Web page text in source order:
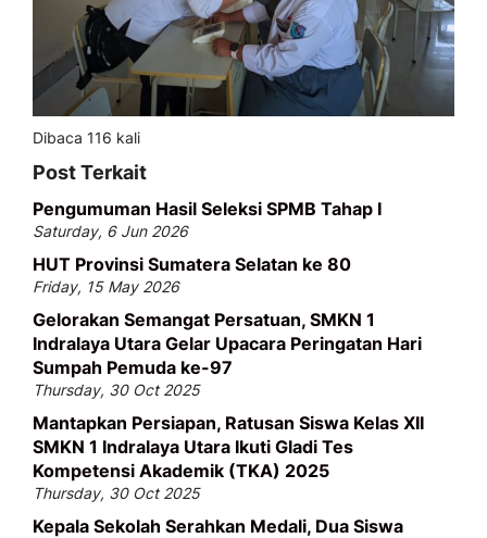
Dibaca 116 kali
Post Terkait
Pengumuman Hasil Seleksi SPMB Tahap I
Saturday, 6 Jun 2026
HUT Provinsi Sumatera Selatan ke 80
Friday, 15 May 2026
Gelorakan Semangat Persatuan, SMKN 1
Indralaya Utara Gelar Upacara Peringatan Hari
Sumpah Pemuda ke-97
Thursday, 30 Oct 2025
Mantapkan Persiapan, Ratusan Siswa Kelas XII
SMKN 1 Indralaya Utara Ikuti Gladi Tes
Kompetensi Akademik (TKA) 2025
Thursday, 30 Oct 2025
Kepala Sekolah Serahkan Medali, Dua Siswa